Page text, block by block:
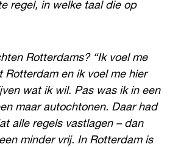
regel, in welke taal die op
Rotterdams? “Ik voel me
Rotterdam en ik voel me hier
wat ik wil. Pas was ik in een
maar autochtonen. Daar had
alle regels vastlagen – dan
minder vrij. In Rotterdam is